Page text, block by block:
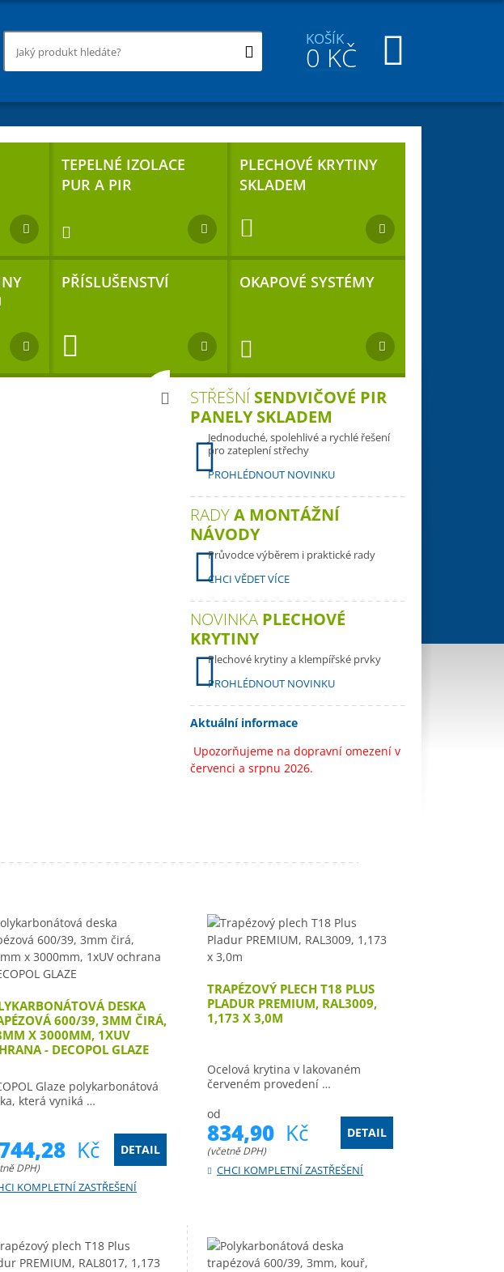
KOŠÍK
0 KČ
TEPELNÉ IZOLACE
PUR A PIR
PLECHOVÉ KRYTINY
SKLADEM
PŘÍSLUŠENSTVÍ OKAPOVÉ SYSTÉMY
STŘEŠNÍ SENDVIČOVÉ PIR
PANELY SKLADEM
Jednoduché, spolehlivé a rychlé řešení
pro zateplení střechy
PROHLÉDNOUT NOVINKU
RADYA MONTÁŽNÍ
NÁVODY
Průvodce výběrem i praktické rady
CHCI VĚDET VÍCE
NOVINKA PLECHOVÉ
KRYTINY
Plechové krytiny a klempířské prvky
PROHLÉDNOUT NOVINKU
Aktuální informace
Upozorňujeme na dopravní omezení v
červenci a srpnu 2026.
DESKA
600/39, 3MM ČIRÁ,
X 3000MM, 1XUV
- DECOPOL GLAZE
Glaze polykarbonátová
která vyniká …
Kč
DPH)
DETAIL
KOMPLETNÍ ZASTŘEŠENÍ
TRAPÉZOVÝ PLECH T18 PLUS
PLADUR PREMIUM, RAL3009,
1,173 X 3,0M
Ocelová krytina v lakovaném
červeném provedení …
od
834,90 Kč
(včetně DPH)
DETAIL
CHCI KOMPLETNÍ ZASTŘEŠENÍ